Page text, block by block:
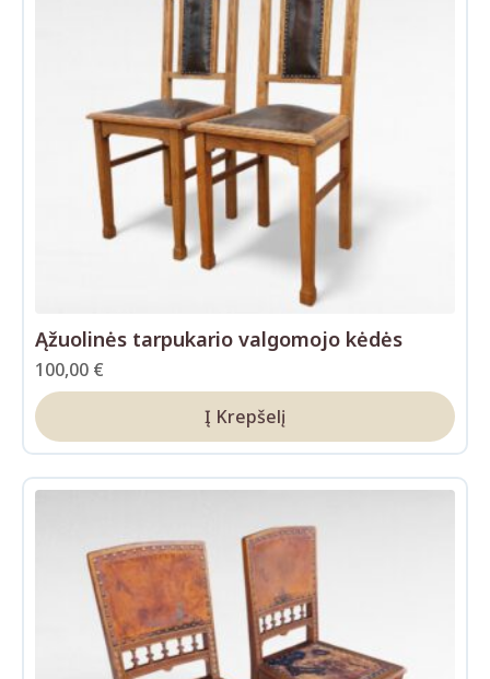
Ąžuolinės tarpukario valgomojo kėdės
100,00 €
Į Krepšelį